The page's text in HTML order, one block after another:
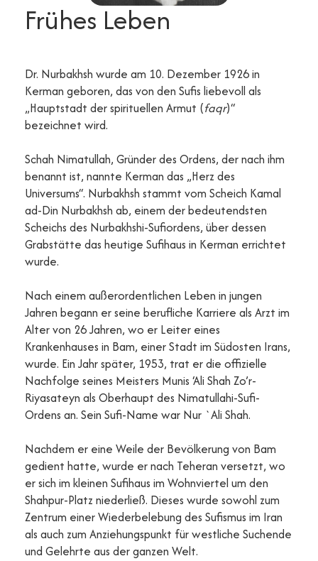
Frühes Leben
Dr. Nurbakhsh wurde am 10. Dezember 1926 in
Kerman geboren, das von den Sufis liebevoll als
„Hauptstadt der spirituellen Armut (faqr)“
bezeichnet wird.
Schah Nimatullah, Gründer des Ordens, der nach ihm
benannt ist, nannte Kerman das „Herz des
Universums“. Nurbakhsh stammt vom Scheich Kamal
ad-Din Nurbakhsh ab, einem der bedeutendsten
Scheichs des Nurbakhshi-Sufiordens, über dessen
Grabstätte das heutige Sufihaus in Kerman errichtet
wurde.
Nach einem außerordentlichen Leben in jungen
Jahren begann er seine berufliche Karriere als Arzt im
Alter von 26 Jahren, wo er Leiter eines
Krankenhauses in Bam, einer Stadt im Südosten Irans,
wurde. Ein Jahr später, 1953, trat er die offizielle
Nachfolge seines Meisters Munis ‘Ali Shah Zo’r-
Riyasateyn als Oberhaupt des Nimatullahi-Sufi-
Ordens an. Sein Sufi-Name war Nur `Ali Shah.
Nachdem er eine Weile der Bevölkerung von Bam
gedient hatte, wurde er nach Teheran versetzt, wo
er sich im kleinen Sufihaus im Wohnviertel um den
Shahpur-Platz niederließ. Dieses wurde sowohl zum
Zentrum einer Wiederbelebung des Sufismus im Iran
als auch zum Anziehungspunkt für westliche Suchende
und Gelehrte aus der ganzen Welt.